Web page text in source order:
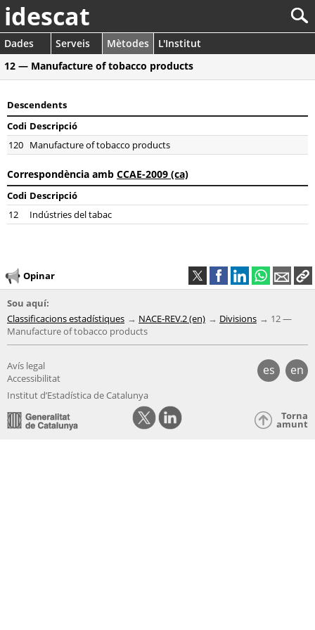
idescat
Dades Serveis Mètodes
L'Institut
12 — Manufacture of tobacco products
Descendents
Codi Descripció
120 Manufacture of tobacco products
Correspondència amb CCAE-2009 (ca)
Codi Descripció
12
Indústries del tabac
Opinar
Sou aquí:
Classificacions estadístiques
NACE-REV.2 (en) Divisions
12 —
Manufacture of tobacco products
es en
Avís legal
Accessibilitat
Institut d’Estadística de Catalunya
Torna
amunt